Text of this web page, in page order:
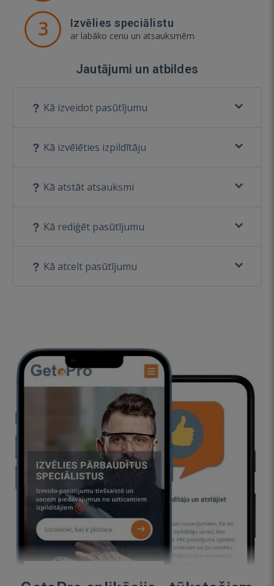
3 Izvēlies speciālistu
ar labāko cenu un atsauksmēm
Jautājumi un atbildes
Kā izveidot pasūtījumu
Kā izvēlēties izpildītāju
Kā atstāt atsauksmi
Kā rediģēt pasūtījumu
Kā atcelt pasūtījumu